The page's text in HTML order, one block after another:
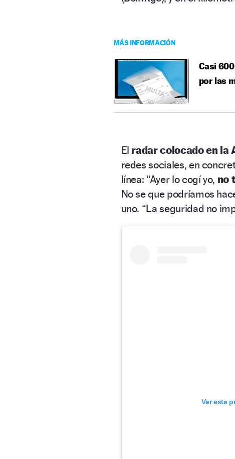
MÁS INFORMACIÓN
Casi
por las
El radar colocado en la
redes sociales, en
línea: “Ayer lo cogí yo, no
No se que podríamos
uno. “La seguridad no
Ver esta